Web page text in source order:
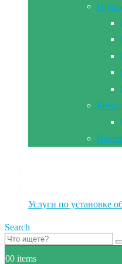
Услуги по установке
Search
00 items